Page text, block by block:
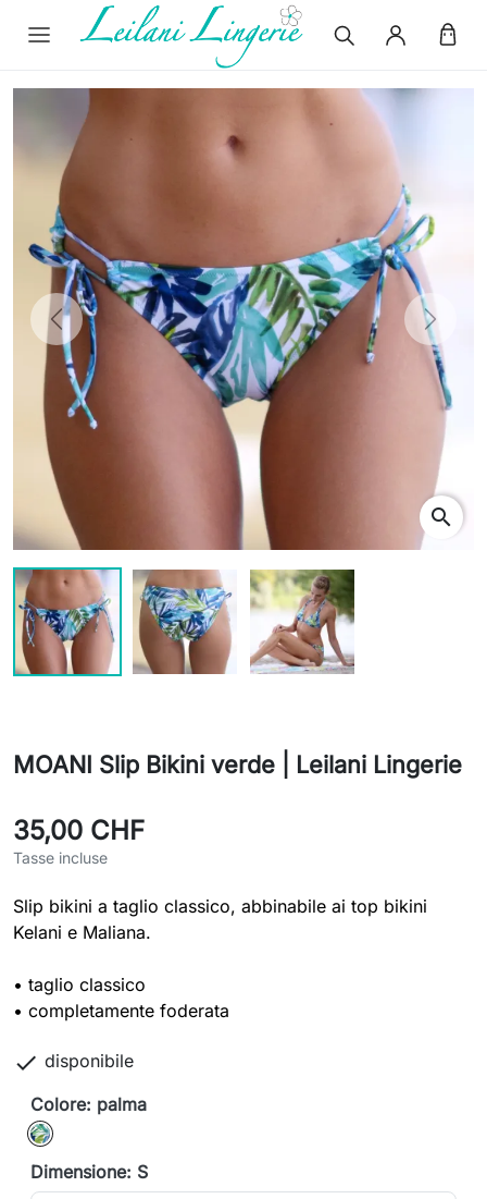
Previous Next
search
MOANI Slip Bikini verde | Leilani Lingerie
35,00 CHF
Tasse incluse
Slip bikini a taglio classico, abbinabile ai top bikini
Kelani e Maliana.
• taglio classico
• completamente foderata
 disponibile
Colore: palma
palma
Dimensione: S